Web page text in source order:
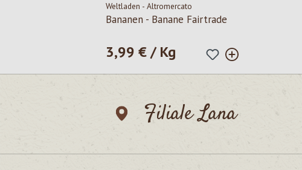
Weltladen - Altromercato
Bananen - Banane Fairtrade
Regulärer Preis:
3,99 € / Kg
Filiale Lana